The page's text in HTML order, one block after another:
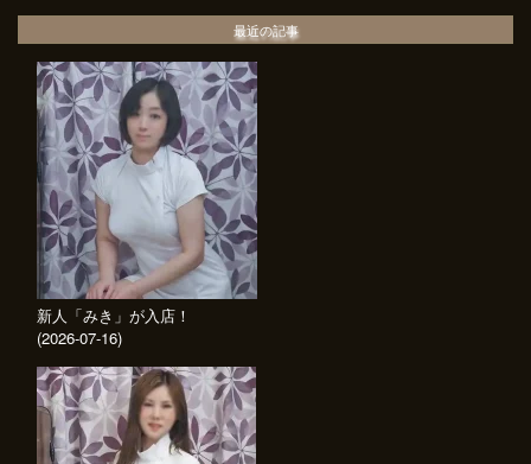
最近の記事
新人「みき」が入店！
(2026-07-16)